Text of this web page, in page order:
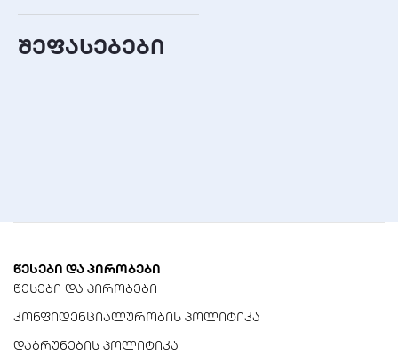
ფიზიკური
PR70, 7005ZD, AC10, DA10, ZA
10
შეფასებები
წესები და პირობები
წესები და პირობები
კონფიდენციალურობის პოლიტიკა
დაბრუნების პოლიტიკა